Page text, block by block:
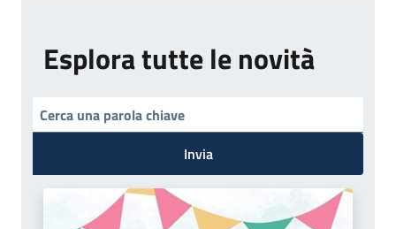
Esplora tutte le novità
Invia